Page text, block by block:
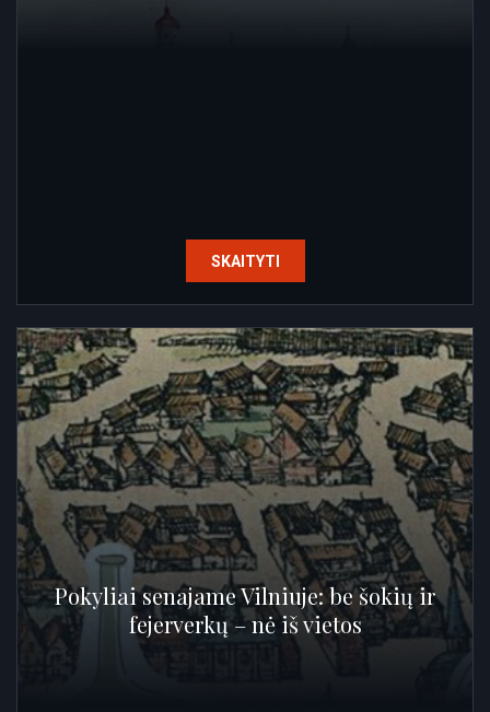
SKAITYTI
Pokyliai senajame Vilniuje: be šokių ir
fejerverkų – nė iš vietos